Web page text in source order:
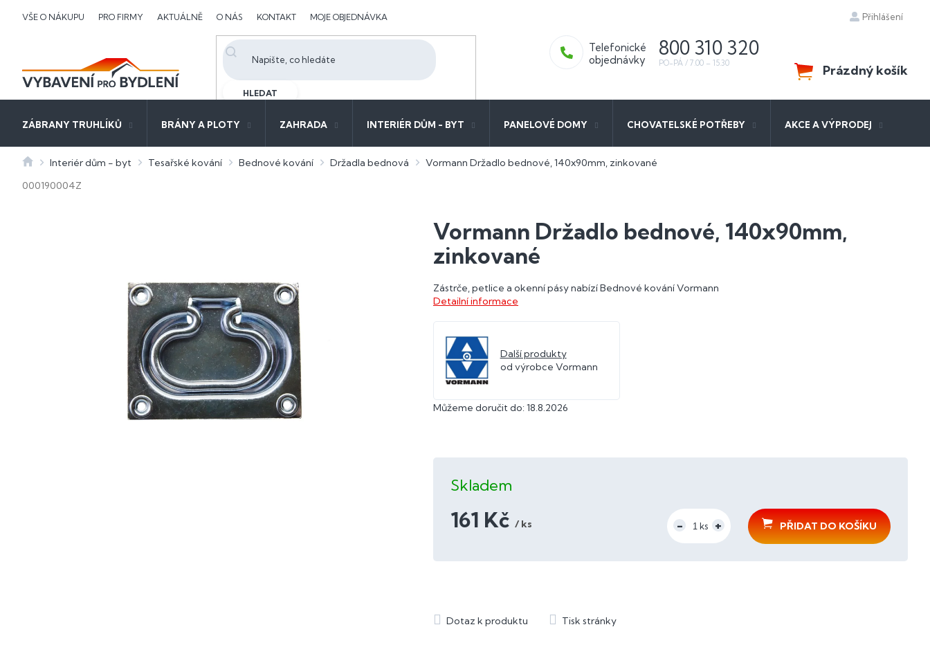
VŠE O NÁKUPU PRO FIRMY AKTUÁLNĚ O NÁS KONTAKT MOJE OBJEDNÁVKA Přihlášení
HLEDAT
800 310 320
NÁKUPNÍ
KOŠÍK
Prázdný košík
ZÁBRANY TRUHLÍKŮ BRÁNY A PLOTY ZAHRADA INTERIÉR DŮM - BYT PANELOVÉ DOMY CHOVATELSKÉ POTŘEBY AKCE A VÝPRODEJ
DomůInteriér dům - byt Tesařské kování Bednové kování Držadla bednová
Vormann Držadlo bednové, 140x90mm, zinkované
000190004Z
Vormann Držadlo bednové, 140x90mm,
zinkované
Můžeme doručit do: 18.8.2026
Skladem
161 Kč / ks
PŘIDAT DO KOŠÍKU
Zástrče, petlice a okenní pásy nabízí Bednové kování Vormann
Detailní informace
Další produkty
od výrobce Vormann